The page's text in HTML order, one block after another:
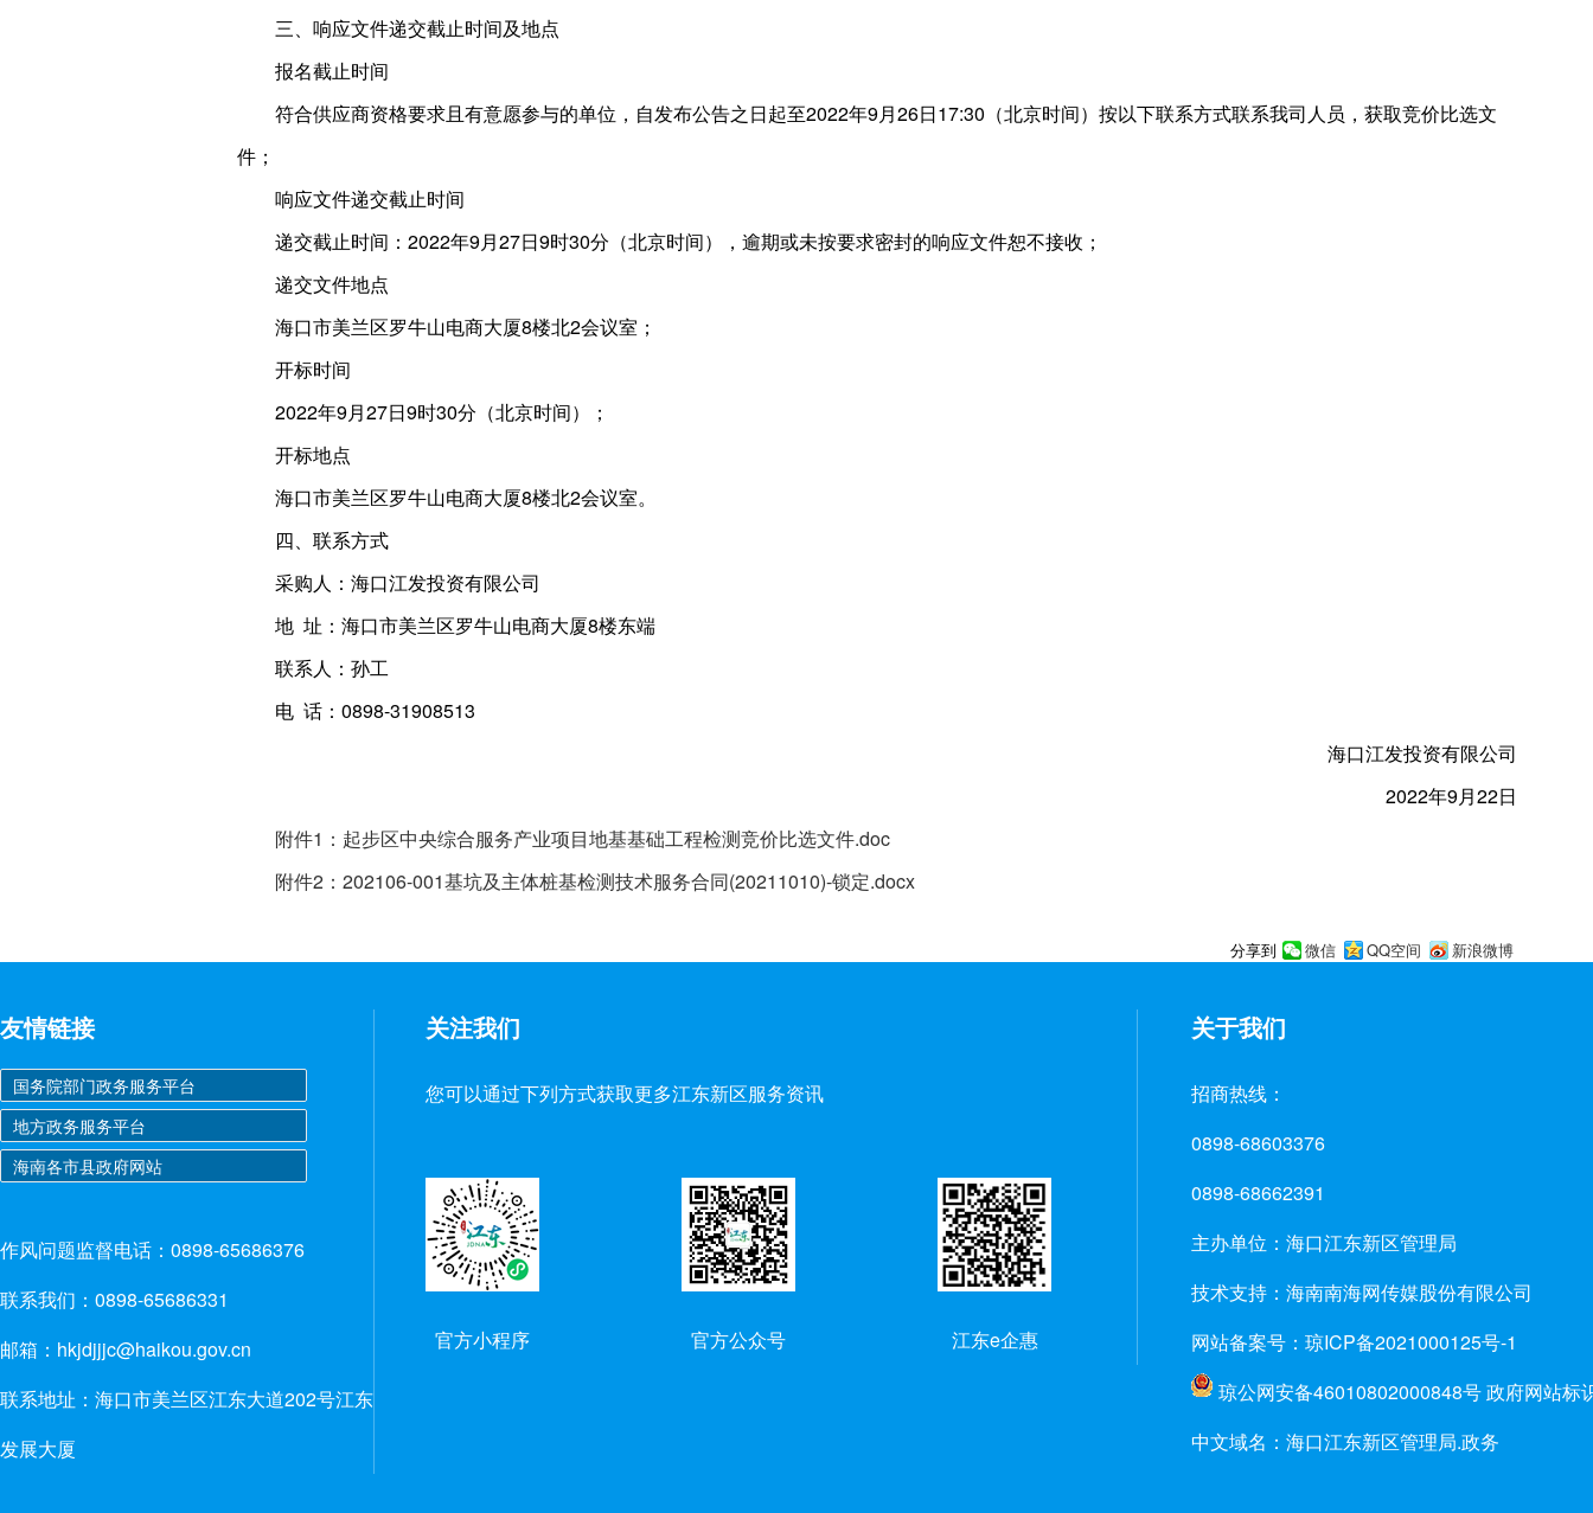
三、响应文件递交截止时间及地点
报名截止时间
符合供应商资格要求且有意愿参与的单位，自发布公告之日起至2022年9月26日17:30（北京时间）按以下联系方式联系我司人员，获取竞价比选文
件；
响应文件递交截止时间
递交截止时间：2022年9月27日9时30分（北京时间），逾期或未按要求密封的响应文件恕不接收；
递交文件地点
海口市美兰区罗牛山电商大厦8楼北2会议室；
开标时间
2022年9月27日9时30分（北京时间）；
开标地点
海口市美兰区罗牛山电商大厦8楼北2会议室。
四、联系方式
采购人：海口江发投资有限公司
地 址：海口市美兰区罗牛山电商大厦8楼东端
联系人：孙工
电 话：0898-31908513
海口江发投资有限公司
2022年9月22日
附件1：起步区中央综合服务产业项目地基基础工程检测竞价比选文件.doc
附件2：202106-001基坑及主体桩基检测技术服务合同(20211010)-锁定.docx
分享到 微信 QQ空间 新浪微博
友情链接
作风问题监督电话：0898-65686376
联系我们：0898-65686331
邮箱：hkjdjjjc@haikou.gov.cn
联系地址：海口市美兰区江东大道202号江东
发展大厦
关注我们
您可以通过下列方式获取更多江东新区服务资讯
官方小程序 官方公众号 江东e企惠
关于我们
招商热线：
0898-68603376
0898-68662391
主办单位：海口江东新区管理局
技术支持：海南南海网传媒股份有限公司
网站备案号：琼ICP备2021000125号-1
琼公网安备46010802000848号政府网站标
中文域名：海口江东新区管理局.政务